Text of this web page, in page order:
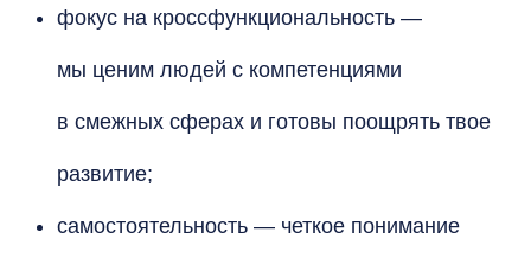
фокус на кроссфункциональность —
мы ценим людей с компетенциями
в смежных сферах и готовы поощрять твое
развитие;
самостоятельность — четкое понимание